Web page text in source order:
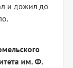
и дожил до
им. Ф.